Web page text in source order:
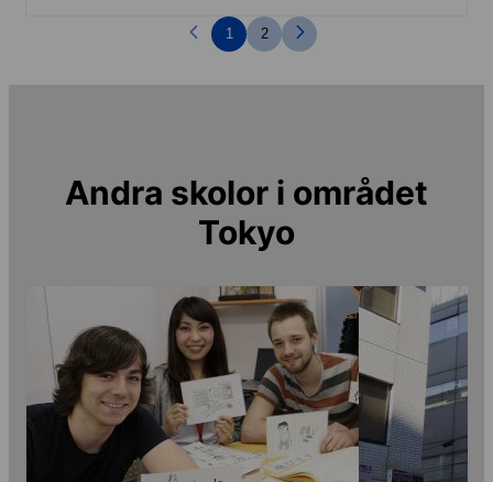
1 2
Andra skolor i området
Tokyo